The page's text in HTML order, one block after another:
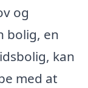
og
bolig, en
kan
med at